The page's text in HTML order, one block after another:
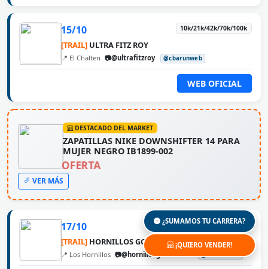
¿SUMAMOS TU CARRERA?
¡QUIERO VENDER!
15/10 10k/21k/42k/70k/100k
[TRAIL] ULTRA FITZ ROY
📍 El Chalten 📷@ultrafitzroy @cbarunweb
WEB OFICIAL
DESTACADO DEL MARKET
ZAPATILLAS NIKE DOWNSHIFTER 14 PARA
MUJER NEGRO IB1899-002
OFERTA
VER MÁS
17/10 50k/37k/24k/15k/8k
[TRAIL] HORNILLOS GOLDEN TRAIL
📍 Los Hornillos 📷@hornillosgoldentrail @cbarunweb